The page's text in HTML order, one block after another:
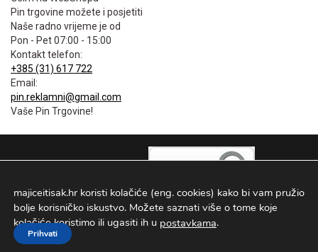
Pin trgovine možete i posjetiti
Naše radno vrijeme je od
Pon - Pet 07:00 - 15:00
Kontakt telefon:
+385 (31) 617 722
Email:
pin.reklamni@gmail.com
Vaše Pin Trgovine!
PIN TRGOVINE
majiceitisak.hr koristi kolačiće (eng. cookies) kako bi vam pružio
bolje korisničko iskustvo. Možete saznati više o tome koje
kolačiće koristimo ili ugasiti ih u postavkama.
Prihvati